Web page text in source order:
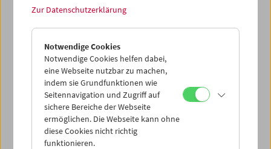
In person: Siegfried A. Fruhauf. Destillateur
Zur Datenschutzerklärung
Notwendige Cookies
Notwendige Cookies helfen dabei,
eine Webseite nutzbar zu machen,
indem sie Grundfunktionen wie
Seitennavigation und Zugriff auf
sichere Bereiche der Webseite
ermöglichen. Die Webseite kann ohne
diese Cookies nicht richtig
funktionieren.